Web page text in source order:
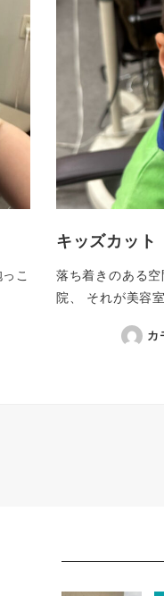
こ
キッズカット
落ち着きのある
院、 それが美容
カ